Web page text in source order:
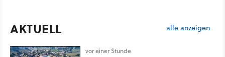
AKTUELL alle anzeigen
vor einer Stunde